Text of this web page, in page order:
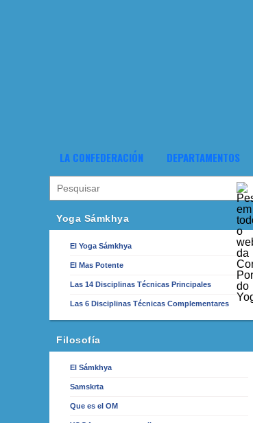
LA CONFEDERACIÓN DEPARTAMENTOS
Yoga Sámkhya
El Yoga Sámkhya
El Mas Potente
Las 14 Disciplinas Técnicas Principales
Las 6 Disciplinas Técnicas Complementares
Filosofía
El Sámkhya
Samskrta
Que es el OM